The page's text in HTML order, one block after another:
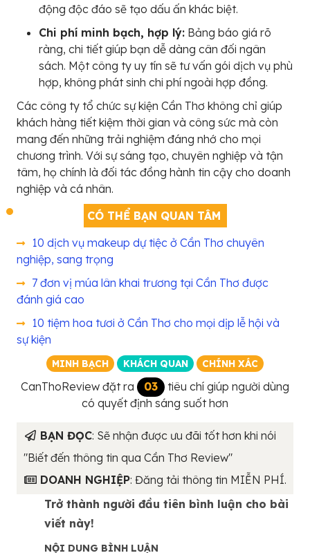
động độc đáo sẽ tạo dấu ấn khác biệt.
Chi phí minh bạch, hợp lý: Bảng báo giá rõ
ràng, chi tiết giúp bạn dễ dàng cân đối ngân
sách. Một công ty uy tín sẽ tư vấn gói dịch vụ phù
hợp, không phát sinh chi phí ngoài hợp đồng.
Các công ty tổ chức sự kiện Cần Thơ không chỉ giúp
khách hàng tiết kiệm thời gian và công sức mà còn
mang đến những trải nghiệm đáng nhớ cho mọi
chương trình. Với sự sáng tạo, chuyên nghiệp và tận
tâm, họ chính là đối tác đồng hành tin cậy cho doanh
nghiệp và cá nhân.
CÓ THỂ BẠN QUAN TÂM
10 dịch vụ makeup dự tiệc ở Cần Thơ chuyên
nghiệp, sang trọng
7 đơn vị múa lân khai trương tại Cần Thơ được
đánh giá cao
10 tiệm hoa tươi ở Cần Thơ cho mọi dịp lễ hội và
sự kiện
MINH BẠCH KHÁCH QUAN CHÍNH XÁC
CanThoReview đặt ra 03 tiêu chí giúp người dùng
có quyết định sáng suốt hơn
BẠN ĐỌC: Sẽ nhận được ưu đãi tốt hơn khi nói
"Biết đến thông tin qua Cần Thơ Review"
DOANH NGHIỆP: Đăng tải thông tin MIỄN PHÍ.
Trở thành người đầu tiên bình luận cho bài
viết này!
NỘI DUNG BÌNH LUẬN